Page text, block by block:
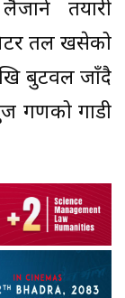
तयारी
तल खसेको
बुटवल जाँदै
गणको गाडी